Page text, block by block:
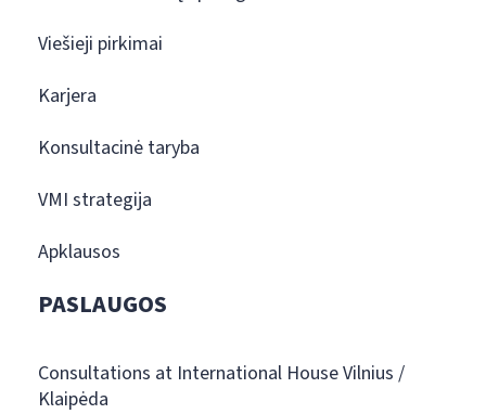
Viešieji pirkimai
Karjera
Konsultacinė taryba
VMI strategija
Apklausos
PASLAUGOS
Consultations at International House Vilnius /
Klaipėda